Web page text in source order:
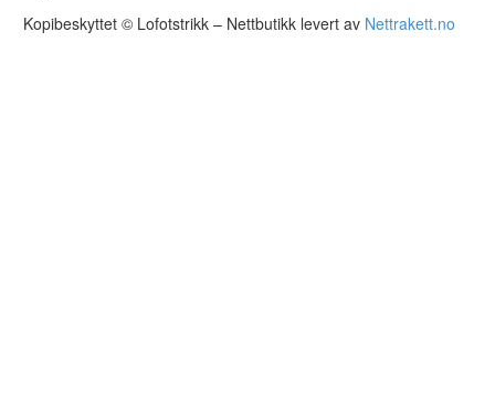
Kopibeskyttet © Lofotstrikk – Nettbutikk levert av Nettrakett.no